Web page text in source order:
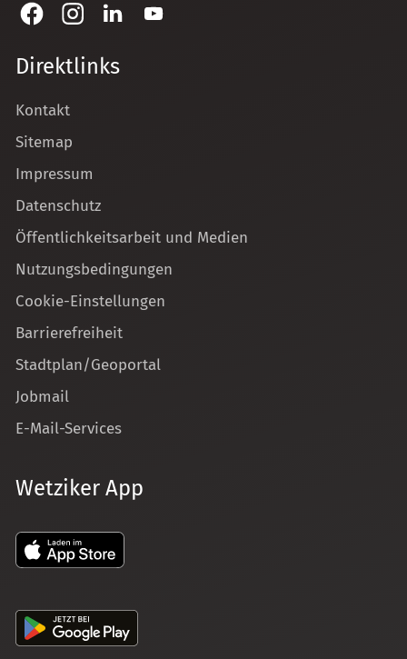
Direktlinks
Kontakt
Sitemap
Impressum
Datenschutz
Öffentlichkeitsarbeit und Medien
Nutzungsbedingungen
Cookie-Einstellungen
Barrierefreiheit
Stadtplan/Geoportal
Jobmail
E-Mail-Services
Wetziker App